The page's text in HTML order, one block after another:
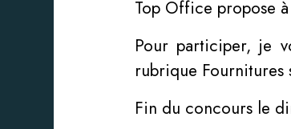
Top Office propose
Pour participer, je
rubrique Fournitures
Fin du concours le